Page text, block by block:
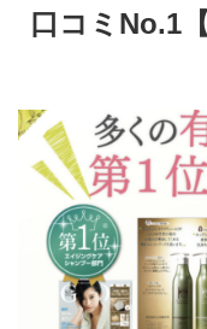
口コミNo.1